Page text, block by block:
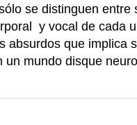
se distinguen
y vocal de cada
absurdos que implica
un mundo disque